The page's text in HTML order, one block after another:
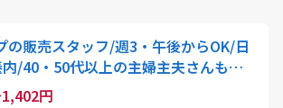
の販売スタッフ/週3・午後からOK/日
/40・50代以上の主婦主夫さんも歓
円